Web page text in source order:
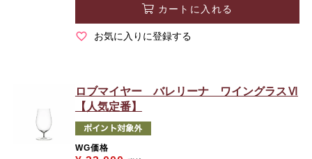
カートに入れる
お気に入りに登録する
ロブマイヤー バレリーナ ワイングラスⅥ
【人気定番】
WG価格